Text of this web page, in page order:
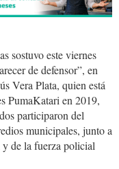
sostuvo este viernes
de defensor”, en
Vera Plata, quien está
PumaKatari en 2019,
participaron del
municipales, junto a
y de la fuerza policial